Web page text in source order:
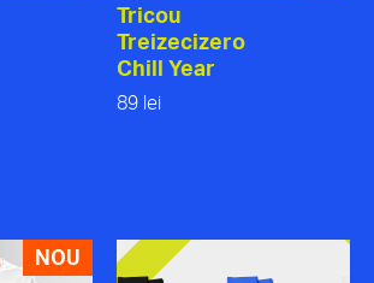
Tricou
Treizecizero
Chill Year
89 lei
NOU